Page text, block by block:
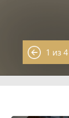
1 из 4